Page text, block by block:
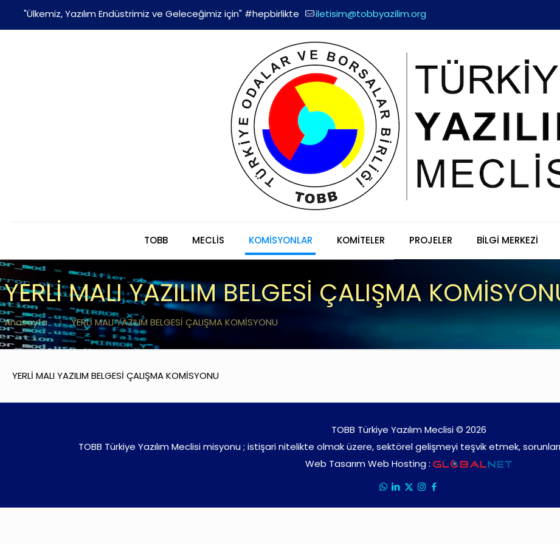
"Ülkemiz, Yazılım Endüstrimiz ve Geleceğimiz için" #hepbirlikte iletisim@tobbyazilim.org
TOBB MECLİS KOMİSYONLAR KOMİTELER PROJELER BİLGİ MERKEZİ
YERLİ MALI YAZILIM BELGESİ ÇALIŞMA
Anasayfa YERLİ MALI YAZILIM BELGESİ ÇALIŞMA KOMİSYONU
YERLİ MALI YAZILIM BELGESİ ÇALIŞMA KOMİSYONU
TOBB Türkiye Yazılım Meclisi © 2026
TOBB Türkiye Yazılım Meclisi misyonu ; istişari nitelikte olmak üzere, sektörel gelişmeyi teşvik etmek,
Web Tasarım Web Hosting :